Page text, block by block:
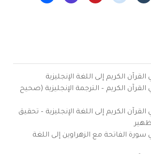
الكريم إلى اللغة الإنجليزية
الكريم – الترجمة الإنجليزية (صحيح
الكريم إلى اللغة الإنجليزية – تحقيق
سورة الفاتحة مع الزهراوين إلى اللغة